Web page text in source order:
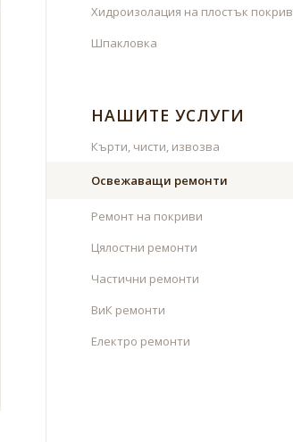
Хидроизолация на плостък покрив
Шпакловка
НАШИТЕ УСЛУГИ
Кърти, чисти, извозва
Освежаващи ремонти
Ремонт на покриви
Цялостни ремонти
Частични ремонти
ВиК ремонти
Електро ремонти